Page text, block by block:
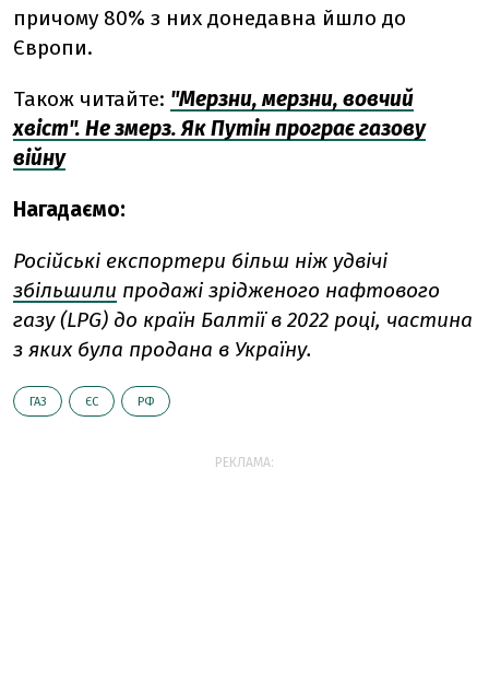
причому 80% з них донедавна йшло до
Європи.
Також читайте: "Мерзни, мерзни, вовчий
хвіст". Не змерз. Як Путін програє газову
війну
Нагадаємо:
Російські експортери більш ніж удвічі
збільшили продажі зрідженого нафтового
газу (LPG) до країн Балтії в 2022 році, частина
з яких була продана в Україну.
ГАЗ ЄС РФ
РЕКЛАМА: